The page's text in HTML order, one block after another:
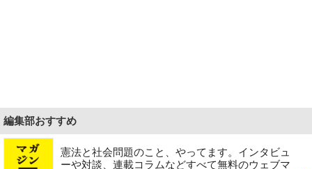
編集部おすすめ
憲法と社会問題のこと、やってます。インタビュ
ーや対談、連載コラムなどすべて無料のウェブマ